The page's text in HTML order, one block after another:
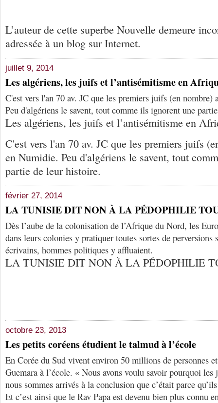
L’auteur de cette superbe Nouvelle demeure
adressée à un blog sur Internet.
juillet 9, 2014
Les algériens, les juifs et l’antisémitisme en
C'est vers l'an 70 av. JC que les premiers juifs (en
Peu d'algériens le savent, tout comme ils ignorent une
Les algériens, les juifs et l’antisémitisme en
C'est vers l'an 70 av. JC que les premiers juifs
en Numidie. Peu d'algériens le savent, tout
partie de leur histoire.
février 27, 2014
LA TUNISIE DIT NON À LA PÉDOPHILIE
Dès l’aube de la colonisation de l’Afrique du Nord, les
dans leurs colonies y pratiquer toutes sortes de perversions
écrivains, hommes politiques y affluaient.
LA TUNISIE DIT NON À LA PÉDOPHILIE
octobre 23, 2013
Les petits coréens étudient le talmud à l’école
En Corée du Sud vivent environ 50 millions de personnes
Guemara à l’école. « Nous avons voulu savoir pourquoi les
nous sommes arrivés à la conclusion que c’était parce
Et c’est ainsi que le Rav Papa est devenu bien plus connu